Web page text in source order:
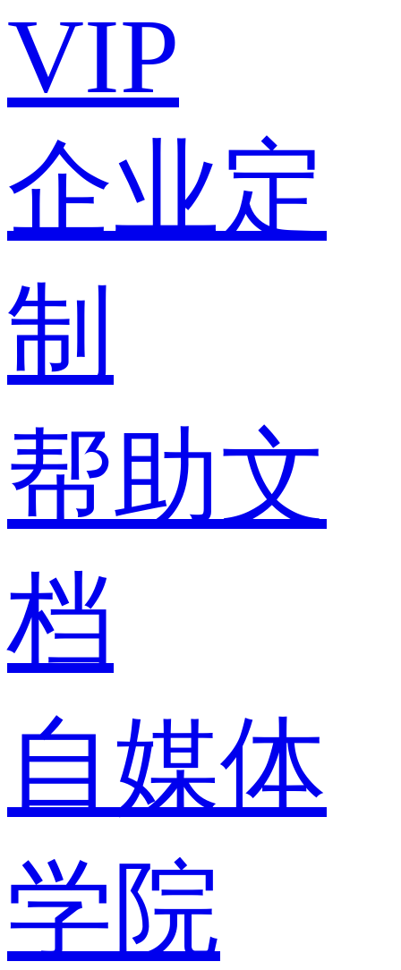
VIP
企业定
制
帮助文
档
自媒体
学院